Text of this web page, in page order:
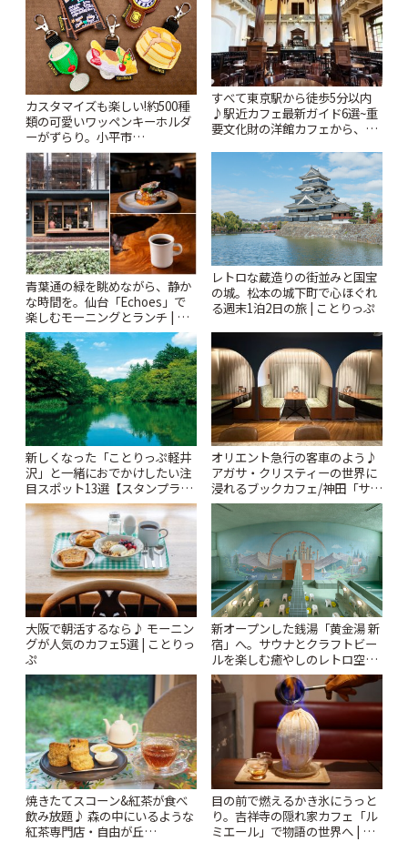
カスタマイズも楽しい!約500種
類の可愛いワッペンキーホルダ
ーがずらり。小平市
「Kimamaya T&K」 | ことりっ
ぷ
すべて東京駅から徒歩5分以内
♪駅近カフェ最新ガイド6選~重
要文化財の洋館カフェから、改
青葉通の緑を眺めながら、静か
な時間を。仙台「Echoes」で
楽しむモーニングとランチ | こ
とりっぷ
レトロな蔵造りの街並みと国宝
の城。松本の城下町で心ほぐれ
る週末1泊2日の旅 | ことりっぷ
新しくなった「ことりっぷ軽井
沢」と一緒におでかけしたい注
目スポット13選【スタンプラリ
ー開催中】 | ことりっぷ
オリエント急行の客車のよう♪
アガサ・クリスティーの世界に
浸れるブックカフェ/神田「サロ
ンクリスティ」 | ことりっぷ
大阪で朝活するなら♪ モーニン
グが人気のカフェ5選 | ことりっ
ぷ
新オープンした銭湯「黄金湯 新
宿」へ。サウナとクラフトビー
ルを楽しむ癒やしのレトロ空間
| ことりっぷ
焼きたてスコーン&紅茶が食べ
飲み放題♪ 森の中にいるような
紅茶専門店・自由が丘
目の前で燃えるかき氷にうっと
り。吉祥寺の隠れ家カフェ「ル
ミエール」で物語の世界へ | こ